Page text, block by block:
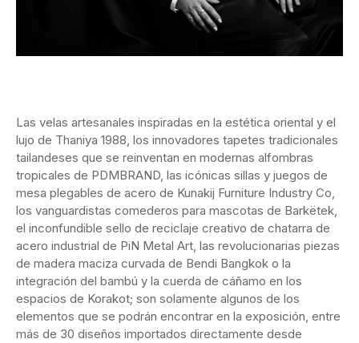
Las velas artesanales inspiradas en la estética oriental y el
lujo de Thaniya 1988, los innovadores tapetes tradicionales
tailandeses que se reinventan en modernas alfombras
tropicales de PDMBRAND, las icónicas sillas y juegos de
mesa plegables de acero de Kunakij Furniture Industry Co,
los vanguardistas comederos para mascotas de Barkëtek,
el inconfundible sello de reciclaje creativo de chatarra de
acero industrial de PiN Metal Art, las revolucionarias piezas
de madera maciza curvada de Bendi Bangkok o la
integración del bambú y la cuerda de cáñamo en los
espacios de Korakot; son solamente algunos de los
elementos que se podrán encontrar en la exposición, entre
más de 30 diseños importados directamente desde